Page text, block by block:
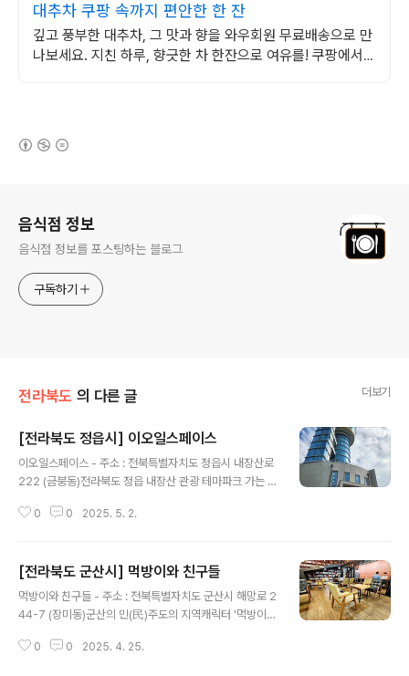
대추차 쿠팡 속까지 편안한 한 잔
깊고 풍부한 대추차, 그 맛과 향을 와우회원 무료배송으로 만
나보세요. 지친 하루, 향긋한 차 한잔으로 여유를! 쿠팡에서
음식점 정보
음식점 정보를 포스팅하는 블로그
구독하기
전라북도 의 다른 글 더보기
[전라북도 정읍시] 이오일스페이스
이오일스페이스 - 주소 : 전북특별자치도 정읍시 내장산로
222 (금붕동)전라북도 정읍 내장산 관광 테마파크 가는 길
장의 작품과 만나볼 수 있는 갤러리 카페이다. 햇빛, 자연,
페셜티 원두 커피와 상하목장 유기농 소프트 아이스크림,
베이커리를 즐길 수 있다. 미니 웨딩 또는 각종 파티와 행사
및 모임도 진행 가능하다. ※ 소개 정보 - 영업시간 : 월~금
- 문의및안내 : 070-8691-2611본 저작물은 '한국관광
0 0 2025. 5. 2.
[전라북도 군산시] 먹방이와 친구들
먹방이와 친구들 - 주소 : 전북특별자치도 군산시 해망로 2
44-7 (장미동)군산의 민(民)주도의 지역캐릭터 '먹방이와
종 도서도 잘 배치되어 있어서 북카페로서의 역할도 함께
0 0 2025. 4. 25.